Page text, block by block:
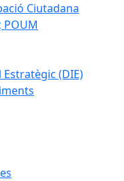
Ciutadana
(DIE)